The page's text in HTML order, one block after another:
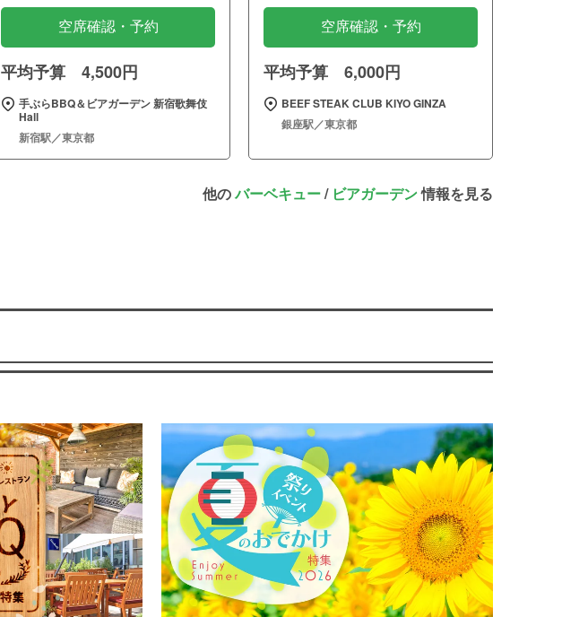
空席確認・予約
平均予算 4,500円
手ぶらBBQ＆ビアガーデン 新宿歌舞伎
Hall
新宿駅／東京都
空席確認・予約
平均予算 6,000円
BEEF STEAK CLUB KIYO GINZA
銀座駅／東京都
他のバーベキュー/ ビアガーデン情報を見る